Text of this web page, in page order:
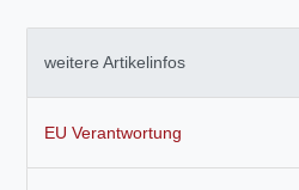
weitere Artikelinfos
EU Verantwortung